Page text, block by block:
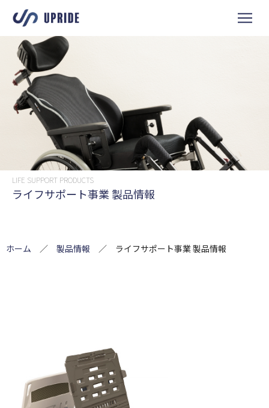
LIFE SUPPORT PRODUCTS
ライフサポート事業 製品情報
ホーム ／ 製品情報 ／ ライフサポート事業 製品情報